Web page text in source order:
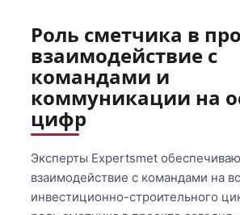
Роль сметчика в
взаимодействие с
командами и
коммуникации на
цифр
Эксперты Expertsmet
взаимодействие с командами на
инвестиционно-строительного